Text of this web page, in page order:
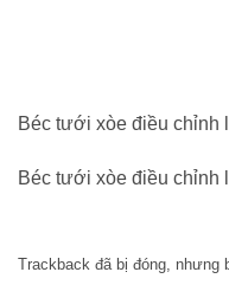
Béc tưới xòe điều chỉnh
Béc tưới xòe điều chỉnh
Trackback đã bị đóng, nhưng